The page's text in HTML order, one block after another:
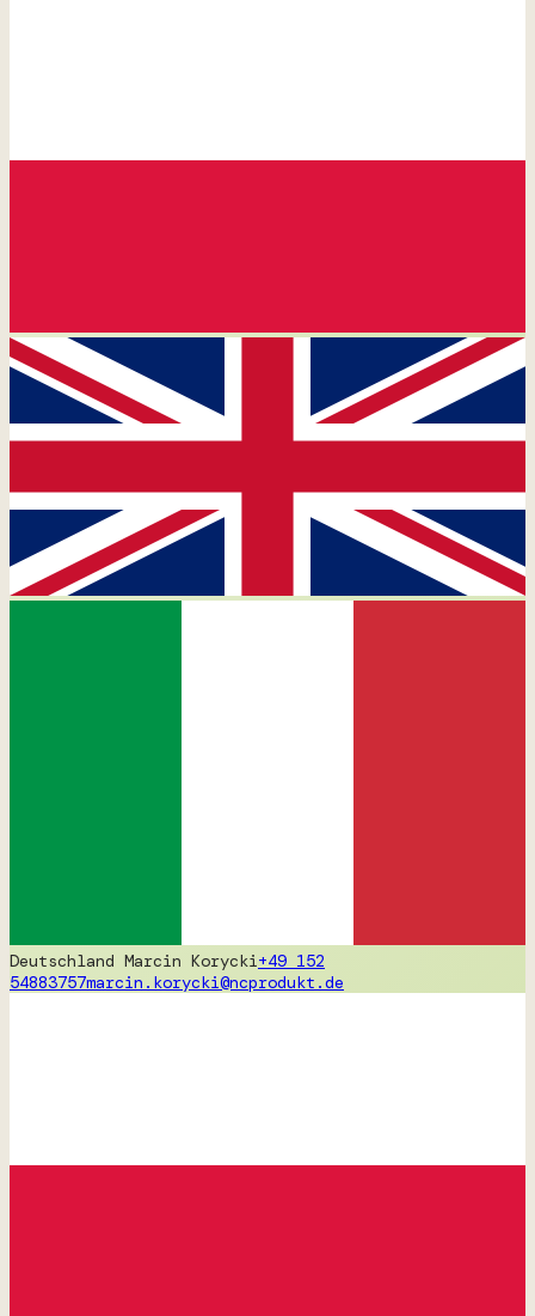
Deutschland Marcin Korycki+49 152
54883757marcin.korycki@ncprodukt.de